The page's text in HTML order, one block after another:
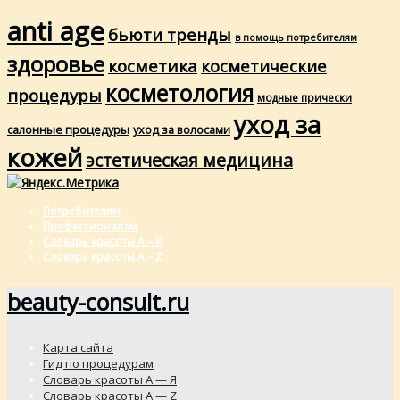
anti age бьюти тренды в помощь потребителям
здоровье косметика косметические
процедуры косметология модные прически
салонные процедуры уход за волосами уход за
кожейэстетическая медицина
Потребителям
Профессионалам
Словарь красоты А – Я
Словарь красоты A – Z
beauty-consult.ru
Карта сайта
Гид по процедурам
Словарь красоты А — Я
Словарь красоты A — Z